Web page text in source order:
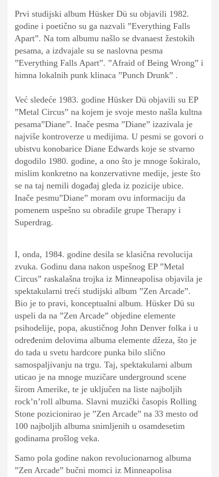
Prvi studijski album Hüsker Dü su objavili 1982.
godine i poetično su ga nazvali ”Everything Falls
Apart”. Na tom albumu našlo se dvanaest žestokih
pesama, a izdvajale su se naslovna pesma
”Everything Falls Apart”. ”Afraid of Being Wrong” i
himna lokalnih punk klinaca ”Punch Drunk” .
Već sledeće 1983. godine Hüsker Dü objavili su EP
”Metal Circus” na kojem je svoje mesto našla kultna
pesama”Diane”. Inače pesma ”Diane” izazivala je
najviše kontroverze u medijima. U pesmi se govori o
ubistvu konobarice Diane Edwards koje se stvarno
dogodilo 1980. godine, a ono što je mnoge šokiralo,
mislim konkretno na konzervativne medije, jeste što
se na taj nemili događaj gleda iz pozicije ubice.
Inače pesmu”Diane” moram ovu informaciju da
pomenem uspešno su obradile grupe Therapy i
Superdrag.
I, onda, 1984. godine desila se klasična revolucija
zvuka. Godinu dana nakon uspešnog EP ”Metal
Circus” raskalašna trojka iz Minneapolisa objavila je
spektakularni treći studijski album ”Zen Arcade”.
Bio je to pravi, konceptualni album. Hüsker Dü su
uspeli da na ”Zen Arcade” objedine elemente
psihodelije, popa, akustičnog John Denver folka i u
određenim delovima albuma elemente džeza, što je
do tada u svetu hardcore punka bilo slično
samospaljivanju na trgu. Taj, spektakularni album
uticao je na mnoge muzičare underground scene
širom Amerike, te je uključen na liste najboljih
rock’n’roll albuma. Slavni muzički časopis Rolling
Stone pozicionirao je ”Zen Arcade” na 33 mesto od
100 najboljih albuma snimljenih u osamdesetim
godinama prošlog veka.
Samo pola godine nakon revolucionarnog albuma
”Zen Arcade” bučni momci iz Minneapolisa